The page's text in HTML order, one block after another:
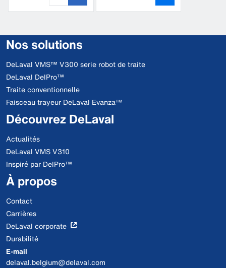
Nos solutions
DeLaval VMS™ V300 serie robot de traite
DeLaval DelPro™
Traite conventionnelle
Faisceau trayeur DeLaval Evanza™
Découvrez DeLaval
Actualités
DeLaval VMS V310
Inspiré par DelPro™
À propos
Contact
Carrières
DeLaval corporate
Durabilité
E-mail
delaval.belgium@delaval.com